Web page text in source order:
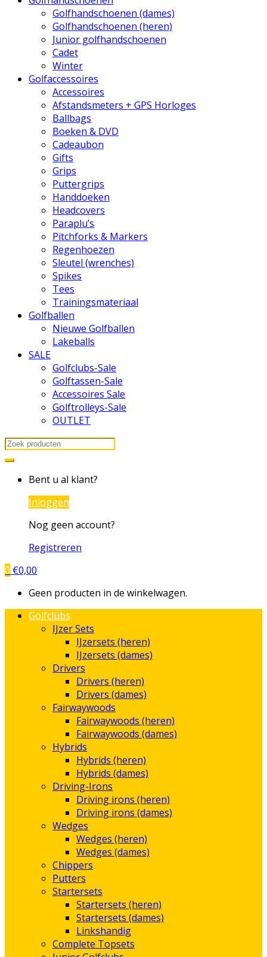
Golfhandschoenen (dames)
Golfhandschoenen (heren)
Junior golfhandschoenen
Cadet
Winter
Golfaccessoires
Accessoires
Afstandsmeters + GPS Horloges
Ballbags
Boeken & DVD
Cadeaubon
Gifts
Grips
Puttergrips
Handdoeken
Headcovers
Paraplu’s
Pitchforks & Markers
Regenhoezen
Sleutel (wrenches)
Spikes
Tees
Trainingsmateriaal
Golfballen
Nieuwe Golfballen
Lakeballs
SALE
Golfclubs-Sale
Golftassen-Sale
Accessoires Sale
Golftrolleys-Sale
OUTLET
Search
for:
Bent u al klant?
Inloggen
Nog geen account?
Registreren
0 €0,00
Geen producten in de winkelwagen.
Golfclubs
IJzer Sets
IJzersets (heren)
IJzersets (dames)
Drivers
Drivers (heren)
Drivers (dames)
Fairwaywoods
Fairwaywoods (heren)
Fairwaywoods (dames)
Hybrids
Hybrids (heren)
Hybrids (dames)
Driving-Irons
Driving irons (heren)
Driving irons (dames)
Wedges
Wedges (heren)
Wedges (dames)
Chippers
Putters
Startersets
Startersets (heren)
Startersets (dames)
Linkshandig
Complete Topsets